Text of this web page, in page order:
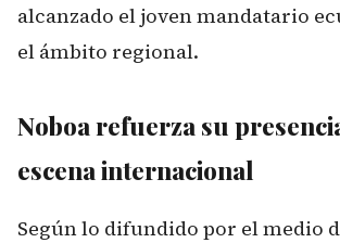
alcanzado el joven mandatario
el ámbito regional.
Noboa refuerza su
escena internacional
Según lo difundido por el medio